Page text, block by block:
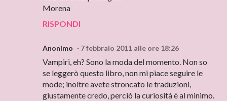
Morena
RISPONDI
Anonimo 7 febbraio 2011 alle ore 18:26
Vampiri, eh? Sono la moda del momento. Non so
se leggerò questo libro, non mi piace seguire le
mode; inoltre avete stroncato le traduzioni,
giustamente credo, perciò la curiosità è al minimo.